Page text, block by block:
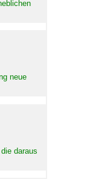
neue
daraus